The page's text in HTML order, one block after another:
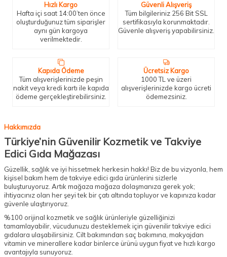
Hızlı Kargo
Hafta içi saat 14:00’ten önce
oluşturduğunuz tüm siparişler
aynı gün kargoya
verilmektedir.
Güvenli Alışveriş
Tüm bilgileriniz 256 Bit SSL
sertifikasıyla korunmaktadır.
Güvenle alışveriş yapabilirsiniz.
Kapıda Ödeme
Tüm alışverişlerinizde peşin
nakit veya kredi kartı ile kapıda
ödeme gerçekleştirebilirsiniz.
Ücretsiz Kargo
1000 TL ve üzeri
alışverişlerinizde kargo ücreti
ödemezsiniz.
Hakkımızda
Türkiye’nin Güvenilir Kozmetik ve Takviye
Edici Gıda Mağazası
Güzellik, sağlık ve iyi hissetmek herkesin hakkı! Biz de bu vizyonla, hem
kişisel bakım hem de takviye edici gıda ürünlerini sizlerle
buluşturuyoruz. Artık mağaza mağaza dolaşmanıza gerek yok;
ihtiyacınız olan her şeyi tek bir çatı altında topluyor ve kapınıza kadar
güvenle ulaştırıyoruz.
%100 orijinal kozmetik ve sağlık ürünleriyle güzelliğinizi
tamamlayabilir, vücudunuzu desteklemek için güvenilir takviye edici
gıdalara ulaşabilirsiniz. Cilt bakımından saç bakımına, makyajdan
vitamin ve minerallere kadar binlerce ürünü uygun fiyat ve hızlı kargo
avantajıyla sunuyoruz.